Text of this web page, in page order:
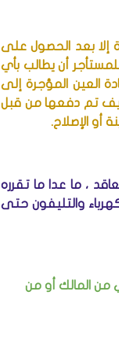
إلا بعد الحصول على
أن يطالب بأي
العين المؤجرة إلى
تم دفعها من قبل
أو الإصلاح.
، ما عدا ما تقرره
والتليفون حتى
من المالك أو من